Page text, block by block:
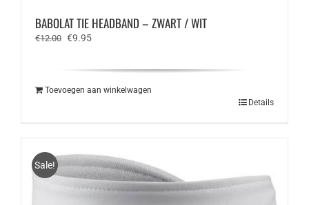
BABOLAT TIE HEADBAND – ZWART / WIT
€12.00 Oorspronkelijke
€9.95Huidige
Toevoegen aan winkelwagen
Details
Sale!